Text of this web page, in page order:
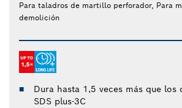
Para taladros de martillo perforador, Para
demolición
Dura hasta 1,5 veces más que los
SDS plus-3C